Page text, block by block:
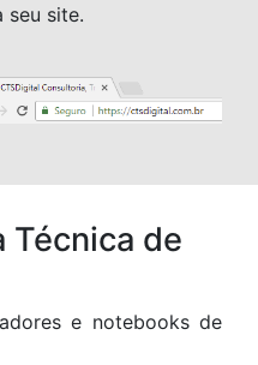
site.
Técnica de
e notebooks de